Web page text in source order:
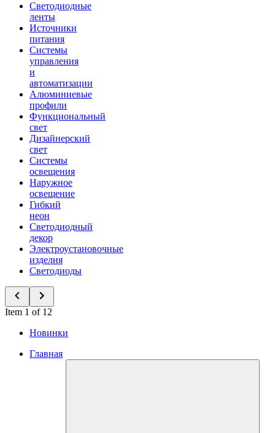
Светодиодные
ленты
Источники
питания
Системы
управления
и
автоматизации
Алюминиевые
профили
Функциональный
свет
Дизайнерский
свет
Системы
освещения
Наружное
освещение
Гибкий
неон
Светодиодный
декор
Электроустановочные
изделия
Светодиоды
Item 1 of 12
Новинки
Главная